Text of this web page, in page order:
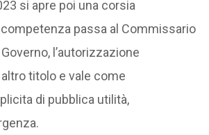
si apre poi una corsia
passa al Commissario
l’autorizzazione
titolo e vale come
di pubblica utilità,